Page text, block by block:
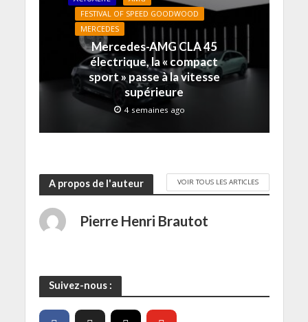
e
)
e
)
r
e
)
FESTIVAL OF SPEED GOODWOOD
MERCEDES
Mercedes-AMG CLA 45
électrique, la « compact
sport » passe à la vitesse
supérieure
4 semaines ago
A propos de l'auteur VOIR TOUS LES ARTICLES
Pierre Henri Brautot
Suivez-nous :